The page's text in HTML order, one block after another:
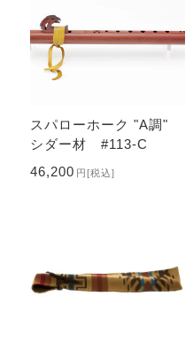
スパローホーク "A調"
シダー材 #113-C
46,200 円 [税込]